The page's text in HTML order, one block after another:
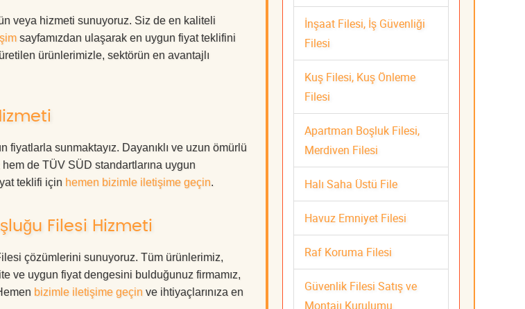
veya hizmeti sunuyoruz. Siz de en kaliteli
sayfamızdan ulaşarak en uygun fiyat teklifini
ürünlerimizle, sektörün en avantajlı
sunmaktayız. Dayanıklı ve uzun ömürlü
de TÜV SÜD standartlarına uygun
teklifi için hemen bizimle iletişime geçin.
Filesi Hizmeti
çözümlerini sunuyoruz. Tüm ürünlerimiz,
ve uygun fiyat dengesini bulduğunuz firmamız,
bizimle iletişime geçin ve ihtiyaçlarınıza en
İnşaat Filesi, İş Güvenliği
Filesi
Kuş Filesi, Kuş Önleme
Filesi
Apartman Boşluk Filesi,
Merdiven Filesi
Halı Saha Üstü File
Havuz Emniyet Filesi
Raf Koruma Filesi
Güvenlik Filesi Satış ve
Montajı Kurulumu